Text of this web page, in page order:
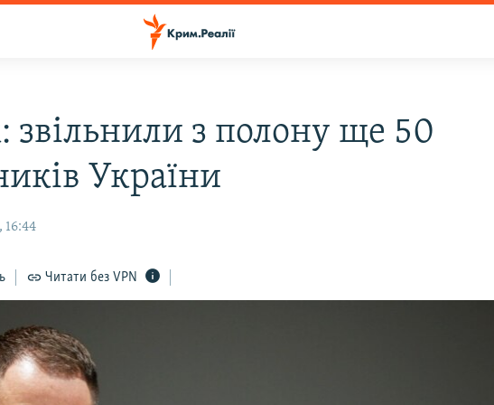
звільнили з полону ще 50
України
16:44
Читати без VPN